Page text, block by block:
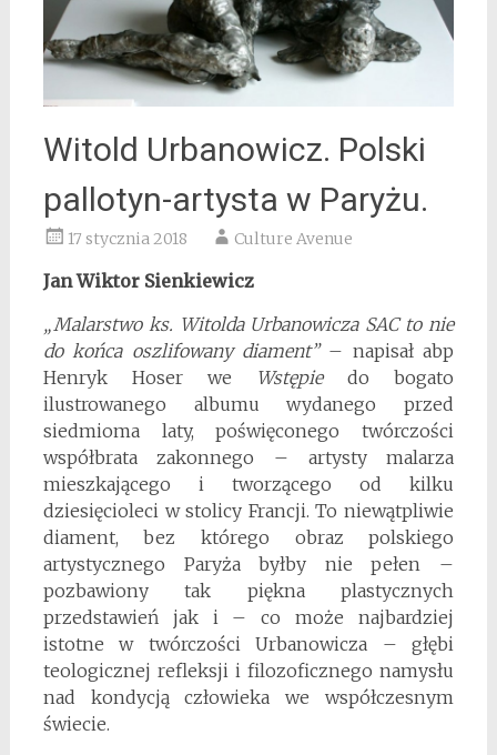
Witold Urbanowicz. Polski
pallotyn-artysta w Paryżu.
17 stycznia 2018 Culture Avenue
Jan Wiktor Sienkiewicz
„Malarstwo ks. Witolda Urbanowicza SAC to nie
do końca oszlifowany diament”– napisał abp
Henryk Hoser we Wstępiedo bogato
ilustrowanego albumu wydanego przed
siedmioma laty, poświęconego twórczości
współbrata zakonnego – artysty malarza
mieszkającego i tworzącego od kilku
dziesięcioleci w stolicy Francji. To niewątpliwie
diament, bez którego obraz polskiego
artystycznego Paryża byłby nie pełen –
pozbawiony tak piękna plastycznych
przedstawień jak i – co może najbardziej
istotne w twórczości Urbanowicza – głębi
teologicznej refleksji i filozoficznego namysłu
nad kondycją człowieka we współczesnym
świecie.